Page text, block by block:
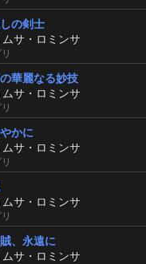
の剣士
ムサ・ロミンサ
華麗なる妙技
ムサ・ロミンサ
かに
ムサ・ロミンサ
ムサ・ロミンサ
、永遠に
ムサ・ロミンサ